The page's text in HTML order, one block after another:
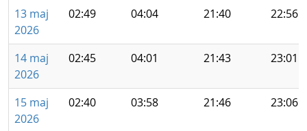
13 maj
2026
02:49 04:04 21:40 22:56
14 maj
2026
02:45 04:01 21:43 23:01
15 maj
2026
02:40 03:58 21:46 23:06